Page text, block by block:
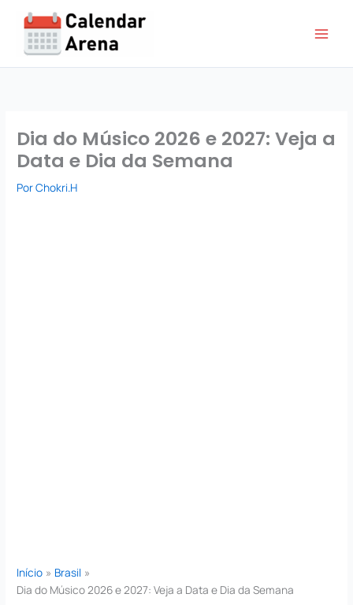
conteúdo
Dia do Músico 2026 e 2027: Veja a
Data e Dia da Semana
PorChokri.H
Início
Brasil
Dia do Músico 2026 e 2027: Veja a Data e Dia da Semana